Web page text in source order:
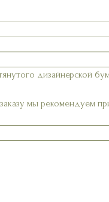
дизайнерской
мы рекомендуем